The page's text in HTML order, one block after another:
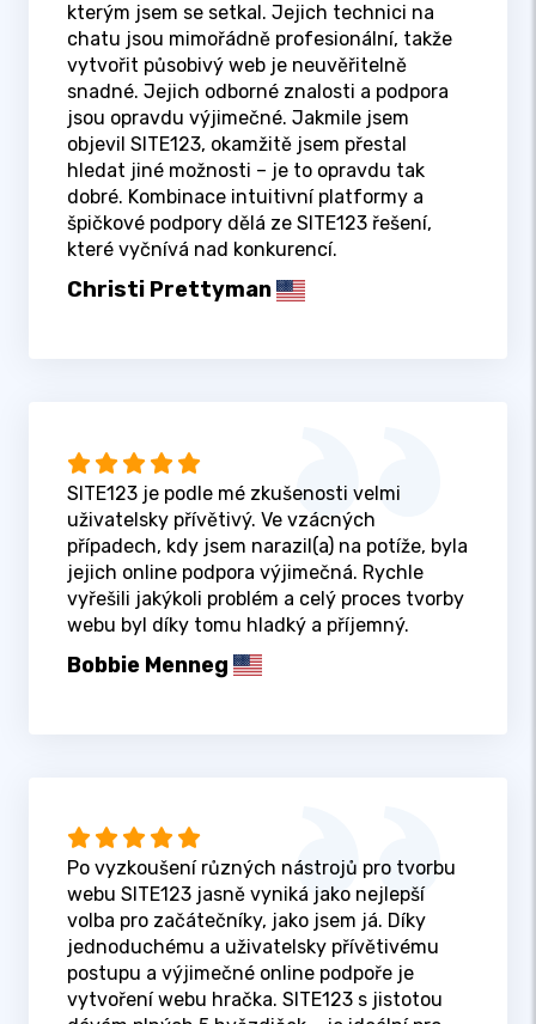
kterým jsem se setkal. Jejich technici na
chatu jsou mimořádně profesionální, takže
vytvořit působivý web je neuvěřitelně
snadné. Jejich odborné znalosti a podpora
jsou opravdu výjimečné. Jakmile jsem
objevil SITE123, okamžitě jsem přestal
hledat jiné možnosti – je to opravdu tak
dobré. Kombinace intuitivní platformy a
špičkové podpory dělá ze SITE123 řešení,
které vyčnívá nad konkurencí.
Christi Prettyman
SITE123 je podle mé zkušenosti velmi
uživatelsky přívětivý. Ve vzácných
případech, kdy jsem narazil(a) na potíže, byla
jejich online podpora výjimečná. Rychle
vyřešili jakýkoli problém a celý proces tvorby
webu byl díky tomu hladký a příjemný.
Bobbie Menneg
Po vyzkoušení různých nástrojů pro tvorbu
webu SITE123 jasně vyniká jako nejlepší
volba pro začátečníky, jako jsem já. Díky
jednoduchému a uživatelsky přívětivému
postupu a výjimečné online podpoře je
vytvoření webu hračka. SITE123 s jistotou